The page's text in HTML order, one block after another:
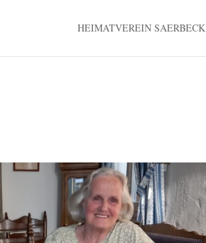
HEIMATVEREIN SAERBECK